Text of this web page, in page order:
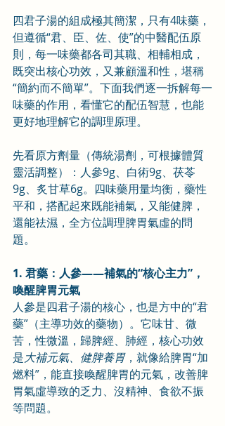
四君子湯的組成極其簡潔，只有4味藥，
但遵循“君、臣、佐、使”的中醫配伍原
則，每一味藥都各司其職、相輔相成，
既突出核心功效，又兼顧溫和性，堪稱
“簡約而不簡單”。下面我們逐一拆解每一
味藥的作用，看懂它的配伍智慧，也能
更好地理解它的調理原理。
先看原方劑量（傳統湯劑，可根據體質
靈活調整）：人參9g、白術9g、茯苓
9g、炙甘草6g。四味藥用量均衡，藥性
平和，搭配起來既能補氣，又能健脾，
還能祛濕，全方位調理脾胃氣虛的問
題。
1. 君藥：人參——補氣的“核心主力”，
喚醒脾胃元氣
人參是四君子湯的核心，也是方中的“君
藥”（主導功效的藥物）。它味甘、微
苦，性微溫，歸脾經、肺經，核心功效
是大補元氣、健脾養胃，就像給脾胃“加
燃料”，能直接喚醒脾胃的元氣，改善脾
胃氣虛導致的乏力、沒精神、食欲不振
等問題。